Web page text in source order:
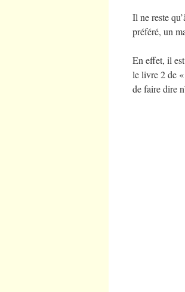
Il ne reste
préféré, un
En effet, il
le livre 2 de
de faire dire